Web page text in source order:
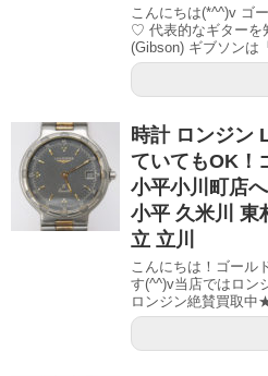
こんにちは(*^^)v ゴ
♡ 代表的なギターを
(Gibson) ギブソンは
時計 ロンジン
ていてもOK！
小平小川町店
小平 久米川 東
立 立川
こんにちは！ゴール
す(^^)v当店ではロン
ロンジン絶賛買取中